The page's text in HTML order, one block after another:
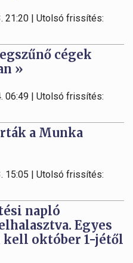
21:20 | Utolsó frissítés:
cégek
»
06:49 | Utolsó frissítés:
a Munka
15:05 | Utolsó frissítés:
napló
Egyes
kell október 1-jétől